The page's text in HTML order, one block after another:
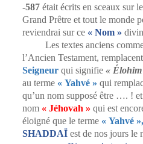
-587 était écrits en sceaux sur
Grand Prêtre et tout le monde
reviendrai sur ce « Nom »
Les textes anciens
l’Ancien Testament,
Seigneur qui signifie «
au terme « Yahvé » qui
qu’un nom supposé être …. !
nom « Jéhovah » qui est
éloigné que le terme « Yahvé »,
SHADDAÏ est de nos jours le